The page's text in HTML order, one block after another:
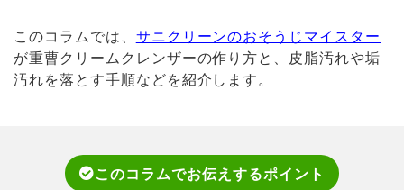
このコラムでは、 サニクリーンのおそうじマイスター
が重曹クリームクレンザーの作り方と、皮脂汚れや垢
汚れを落とす手順などを紹介します。
このコラムでお伝えするポイント